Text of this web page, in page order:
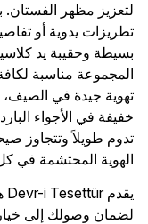
لتعزيز مظهر الفستان.
تطريزات يدوية أو
بسيطة وحقيبة يد
المجموعة مناسبة
تهوية جيدة في
خفيفة في الأجواء
تدوم طويلاً وتتجاوز
الهوية المحتشمة في
يقدم Devr-i Tesettür هذه المجموعة ضمن فئة
لضمان وصولك إلى